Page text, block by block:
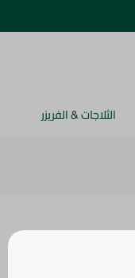
الثلاجات & الفريزر